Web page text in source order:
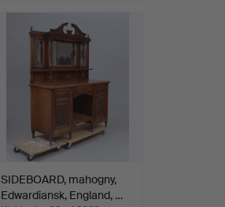
SIDEBOARD, mahogny,
Edwardiansk, England, …